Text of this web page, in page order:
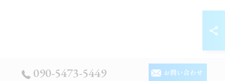
090-5473-5449 お問い合わせ